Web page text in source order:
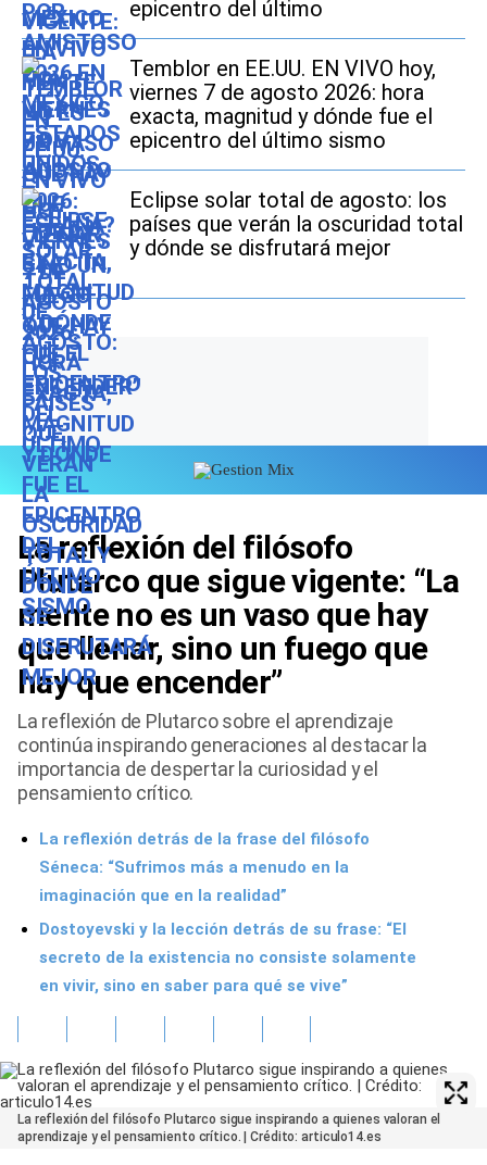
epicentro del último
Temblor en EE.UU. EN VIVO hoy,
viernes 7 de agosto 2026: hora
exacta, magnitud y dónde fue el
epicentro del último sismo
Eclipse solar total de agosto: los
países que verán la oscuridad total
y dónde se disfrutará mejor